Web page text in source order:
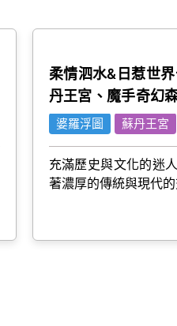
柔情泗水&日惹世
丹王宮、魔手奇幻
艙)稅險)
婆羅浮圖 蘇丹王宮
充滿歷史與文化的迷
著濃厚的傳統與現代的